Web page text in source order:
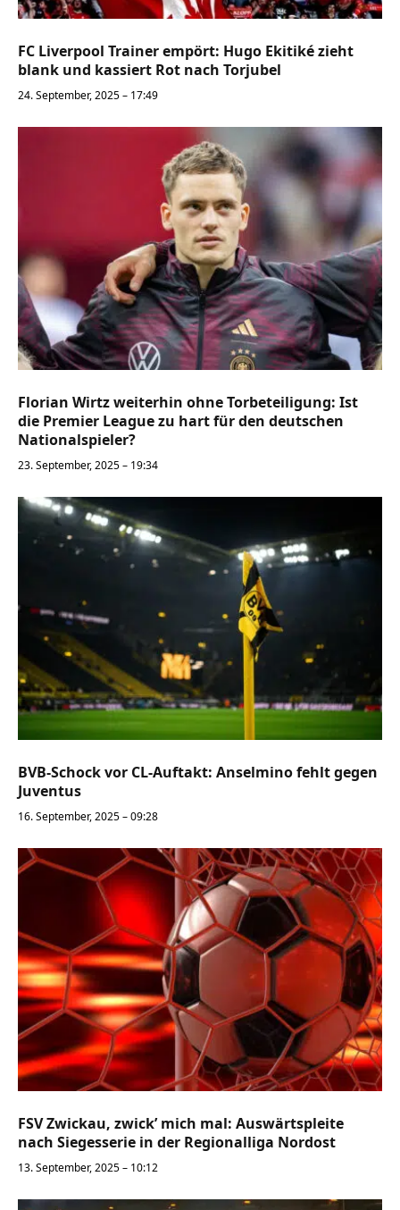
FC Liverpool Trainer empört: Hugo Ekitiké zieht
blank und kassiert Rot nach Torjubel
24. September, 2025 – 17:49
Florian Wirtz weiterhin ohne Torbeteiligung: Ist
die Premier League zu hart für den deutschen
Nationalspieler?
23. September, 2025 – 19:34
BVB-Schock vor CL-Auftakt: Anselmino fehlt gegen
Juventus
16. September, 2025 – 09:28
FSV Zwickau, zwick’ mich mal: Auswärtspleite
nach Siegesserie in der Regionalliga Nordost
13. September, 2025 – 10:12